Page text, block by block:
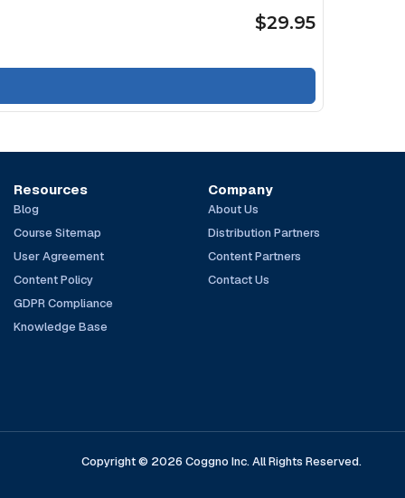
$29.95
Resources
Blog
Course Sitemap
User Agreement
Content Policy
GDPR Compliance
Knowledge Base
Company
About Us
Distribution Partners
Content Partners
Contact Us
Copyright © 2026 Coggno Inc. All Rights Reserved.